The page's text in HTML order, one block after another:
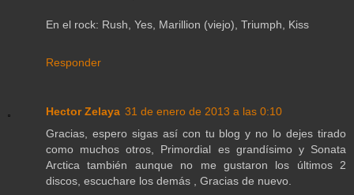
En el rock: Rush, Yes, Marillion (viejo), Triumph, Kiss
Responder
Hector Zelaya 31 de enero de 2013 a las 0:10
Gracias, espero sigas así con tu blog y no lo dejes tirado
como muchos otros, Primordial es grandísimo y Sonata
Arctica también aunque no me gustaron los últimos 2
discos, escuchare los demás , Gracias de nuevo.